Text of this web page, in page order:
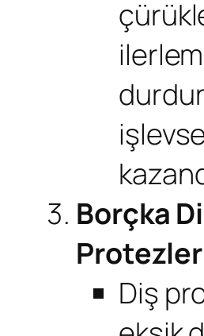
Borçka
Diş